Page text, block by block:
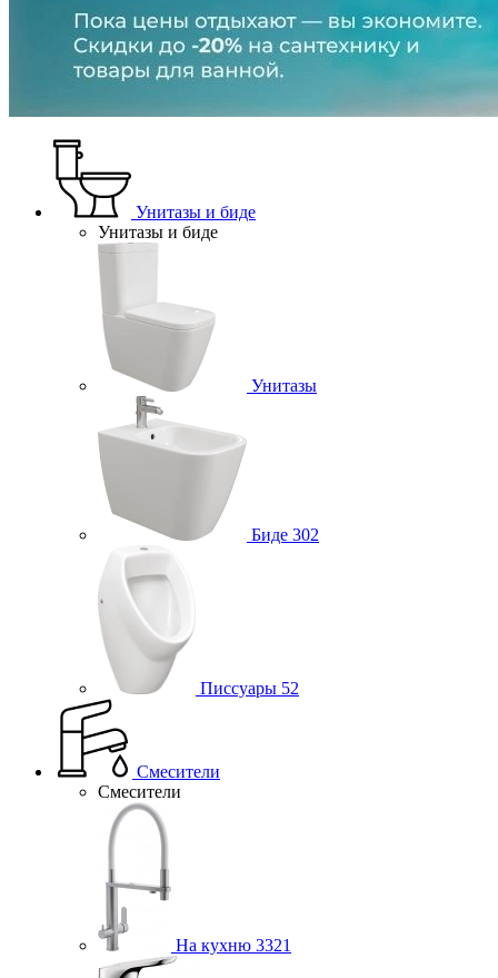
Унитазы и биде
Унитазы и биде
Унитазы
Биде 302
Писсуары 52
Смесители
Смесители
На кухню 3321